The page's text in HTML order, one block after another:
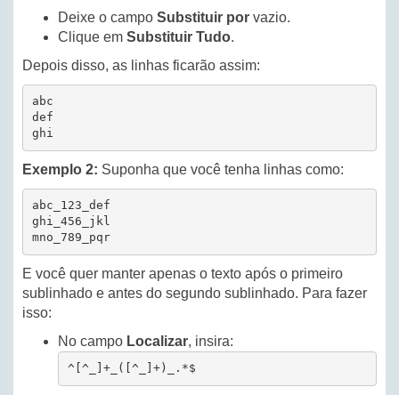
Deixe o campo Substituir por vazio.
Clique em Substituir Tudo.
Depois disso, as linhas ficarão assim:
abc
def
ghi
Exemplo 2: Suponha que você tenha linhas como:
abc_123_def
ghi_456_jkl
mno_789_pqr
E você quer manter apenas o texto após o primeiro
sublinhado e antes do segundo sublinhado. Para fazer
isso:
No campo Localizar, insira:
^[^_]+_([^_]+)_.*$